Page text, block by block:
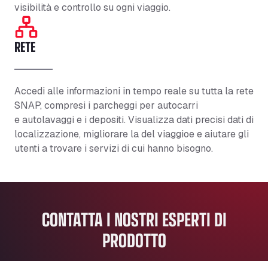
visibilità e controllo su ogni viaggio.
RETE
Accedi alle informazioni in tempo reale su tutta la rete
SNAP, compresi i parcheggi per autocarri
eautolavaggi e i depositi. Visualizzadati precisi dati di
localizzazione, migliorare ladel viaggioee aiutare gli
utenti a trovare i servizi di cui hanno bisogno.
CONTATTA I NOSTRI ESPERTI DI
PRODOTTO